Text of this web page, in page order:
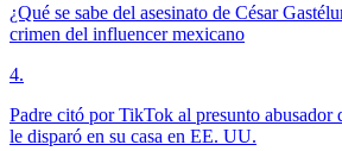
¿Qué se sabe del asesinato de César
crimen del influencer mexicano
4.
Padre citó por TikTok al presunto abusador
le disparó en su casa en EE. UU.